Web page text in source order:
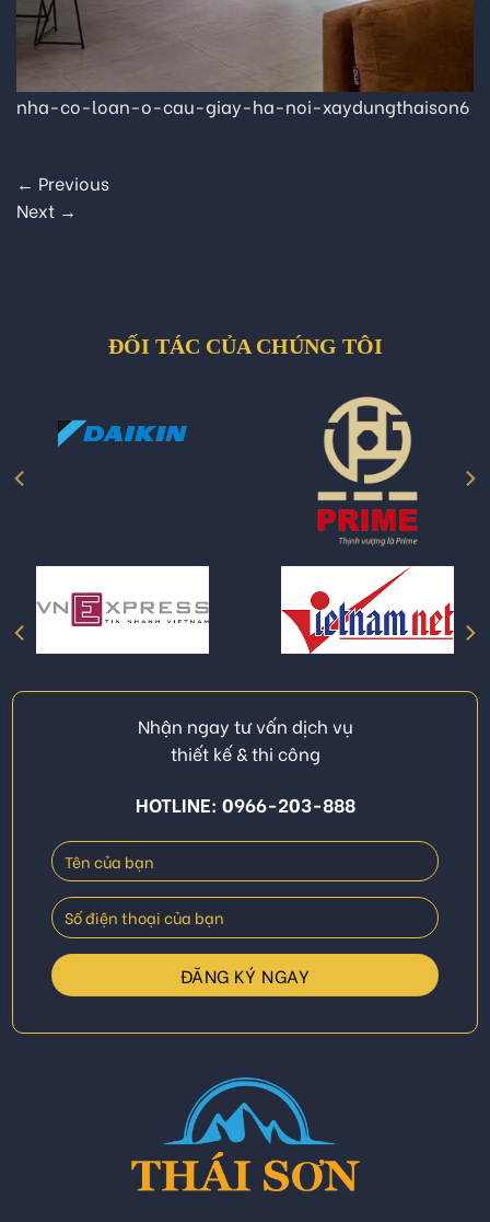
nha-co-loan-o-cau-giay-ha-noi-xaydungthaison6
← Previous
Next →
ĐỐI TÁC CỦA CHÚNG TÔI
Nhận ngay tư vấn dịch vụ
thiết kế & thi công
HOTLINE: 0966-203-888